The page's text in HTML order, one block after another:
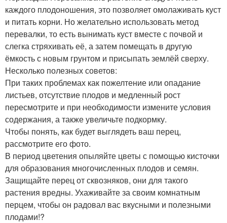
каждого плодоношения, это позволяет омолаживать куст
и питать корни. Но желательно использовать метод
перевалки, то есть вынимать куст вместе с почвой и
слегка стряхивать её, а затем помещать в другую
ёмкость с новым грунтом и присыпать землёй сверху.
Несколько полезных советов:
При таких проблемах как пожелтение или опадание
листьев, отсутствие плодов и медленный рост
пересмотрите и при необходимости измените условия
содержания, а также увеличьте подкормку.
Чтобы понять, как будет выглядеть ваш перец,
рассмотрите его фото.
В период цветения опыляйте цветы с помощью кисточки
для образования многочисленных плодов и семян.
Защищайте перец от сквозняков, они для такого
растения вредны. Ухаживайте за своим комнатным
перцем, чтобы он радовал вас вкусными и полезными
плодами!?